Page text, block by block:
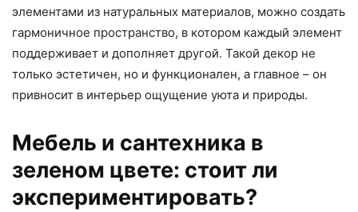
элементами из натуральных материалов, можно создать
гармоничное пространство, в котором каждый элемент
поддерживает и дополняет другой. Такой декор не
только эстетичен, но и функционален, а главное – он
привносит в интерьер ощущение уюта и природы.
Мебель и сантехника в
зеленом цвете: стоит ли
экспериментировать?